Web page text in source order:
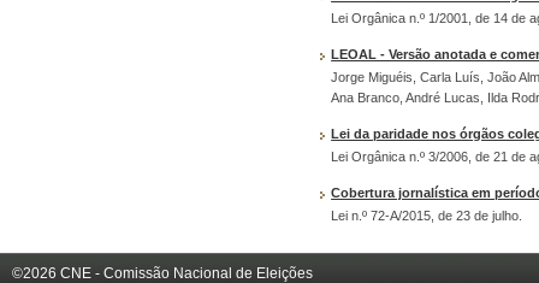
Lei Orgânica n.º 1/2001, de 14 de
LEOAL - Versão anotada e
Jorge Miguéis, Carla Luís, João
Ana Branco, André Lucas, Ilda
Lei da paridade nos órgãos
Lei Orgânica n.º 3/2006, de 21 de
Cobertura jornalística em
Lei n.º 72-A/2015, de 23 de julho.
©2026 CNE - Comissão Nacional de Eleições